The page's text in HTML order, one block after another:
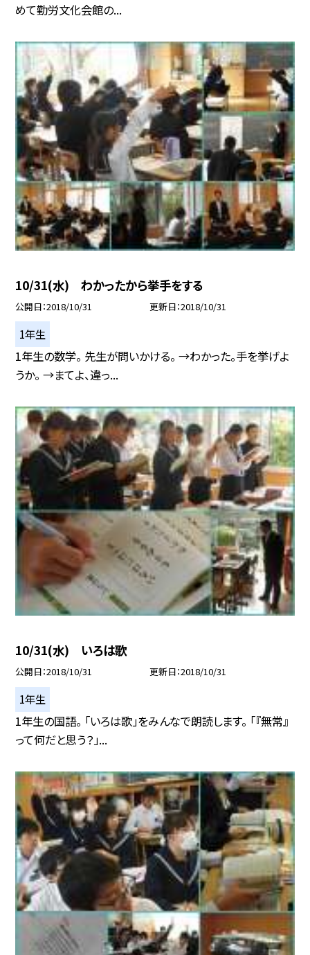
めて勤労文化会館の...
10/31(水) わかったから挙手をする
公開日 2018/10/31 更新日 2018/10/31
1年生
1年生の数学。 先生が問いかける。 →わかった。手を挙げよ
うか。 →まてよ、違っ...
10/31(水) いろは歌
公開日 2018/10/31 更新日 2018/10/31
1年生
1年生の国語。 「いろは歌」をみんなで朗読します。 「『無常』
って何だと思う？」...